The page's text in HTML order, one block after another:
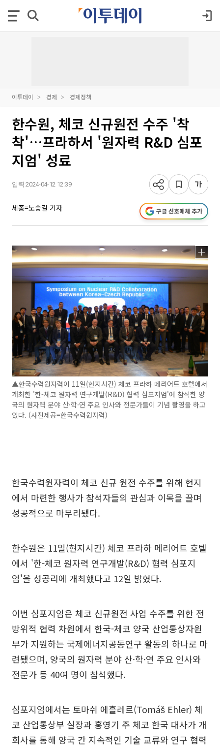
이투데이 경제 경제정책
한수원, 체코 신규원전 수주 '착
착'…프라하서 '원자력 R&D 심포
지엄' 성료
입력 2024-04-12 12:39
세종=노승길 기자 구글 선호매체 추가
▲한국수력원자력이 11일(현지시간) 체코 프라하 메리어트 호텔에서
개최한 '한-체코 원자력 연구개발(R&D) 협력 심포지엄'에 참석한 양
국의 원자력 분야 산·학·연 주요 인사와 전문가들이 기념 촬영을 하고
있다. (사진제공=한국수력원자력)
한국수력원자력이 체코 신규 원전 수주를 위해 현지
에서 마련한 행사가 참석자들의 관심과 이목을 끌며
성공적으로 마무리됐다.
한수원은 11일(현지시간) 체코 프라하 메리어트 호텔
에서 '한-체코 원자력 연구개발(R&D) 협력 심포지
엄'을 성공리에 개최했다고 12일 밝혔다.
이번 심포지엄은 체코 신규원전 사업 수주를 위한 전
방위적 협력 차원에서 한국-체코 양국 산업통상자원
부가 지원하는 국제에너지공동연구 활동의 하나로 마
련됐으며, 양국의 원자력 분야 산·학·연 주요 인사와
전문가 등 40여 명이 참석했다.
심포지엄에서는 토마쉬 에흘레르(Tomáš Ehler) 체
코 산업통상부 실장과 홍영기 주 체코 한국 대사가 개
회사를 통해 양국 간 지속적인 기술 교류와 연구 협력